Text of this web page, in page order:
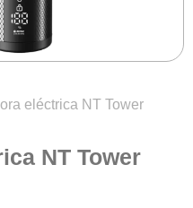
eléctrica NT Tower
NT Tower